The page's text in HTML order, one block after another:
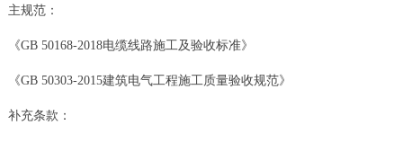
主规范：
《GB 50168-2018电缆线路施工及验收标准》
《GB 50303-2015建筑电气工程施工质量验收规范》
补充条款：